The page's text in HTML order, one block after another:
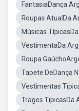
FantasiaDança
Roupas AtualDa
Músicas
VestimentaDa
Roupa
Tapete DeDança
Vestimentas
Trages TipicasDa